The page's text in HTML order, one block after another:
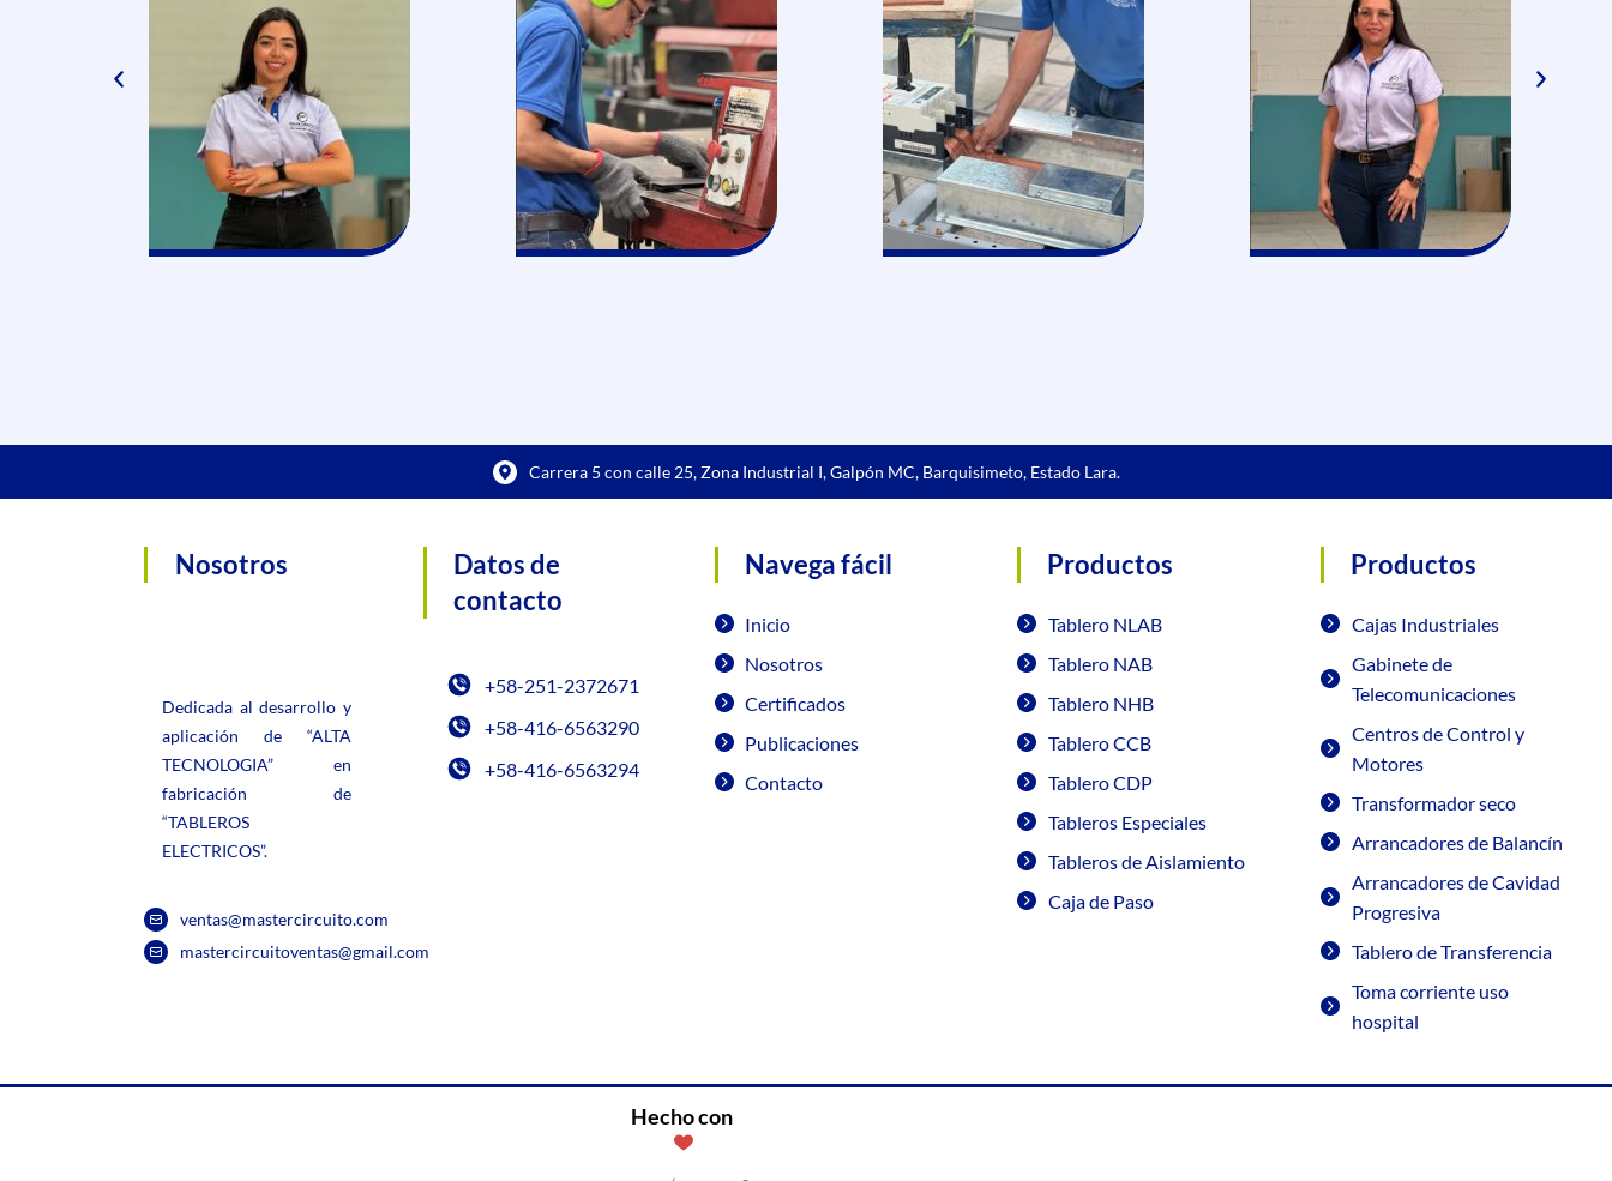
Carrera 5 con calle 25, Zona Industrial I, Galpón MC, Barquisimeto, Estado Lara.
Nosotros
Dedicada al desarrollo y
aplicación de “ALTA
TECNOLOGIA” en
fabricación de
“TABLEROS
ELECTRICOS”.
ventas@mastercircuito.com
mastercircuitoventas@gmail.com
Datos de
contacto
+58-251-2372671
+58-416-6563290
+58-416-6563294
Navega fácil
Inicio
Nosotros
Certificados
Publicaciones
Contacto
Productos
Tablero NLAB
Tablero NAB
Tablero NHB
Tablero CCB
Tablero CDP
Tableros Especiales
Tableros de Aislamiento
Caja de Paso
Productos
Cajas Industriales
Gabinete de
Telecomunicaciones
Centros de Control y
Motores
Transformador seco
Arrancadores de Balancín
Arrancadores de Cavidad
Progresiva
Tablero de Transferencia
Toma corriente uso
hospital
Hecho con